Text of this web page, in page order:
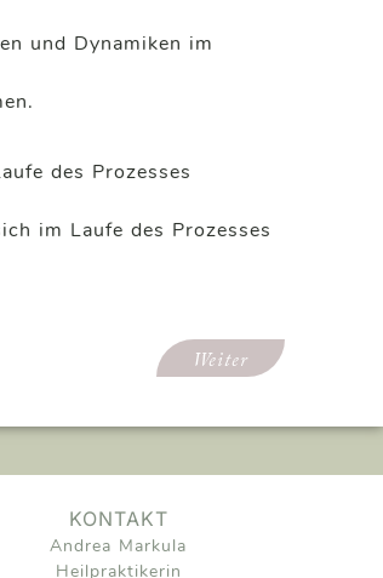
und Dynamiken im
des Prozesses
im Laufe des Prozesses
Weiter
KONTAKT
Andrea Markula
Heilpraktikerin